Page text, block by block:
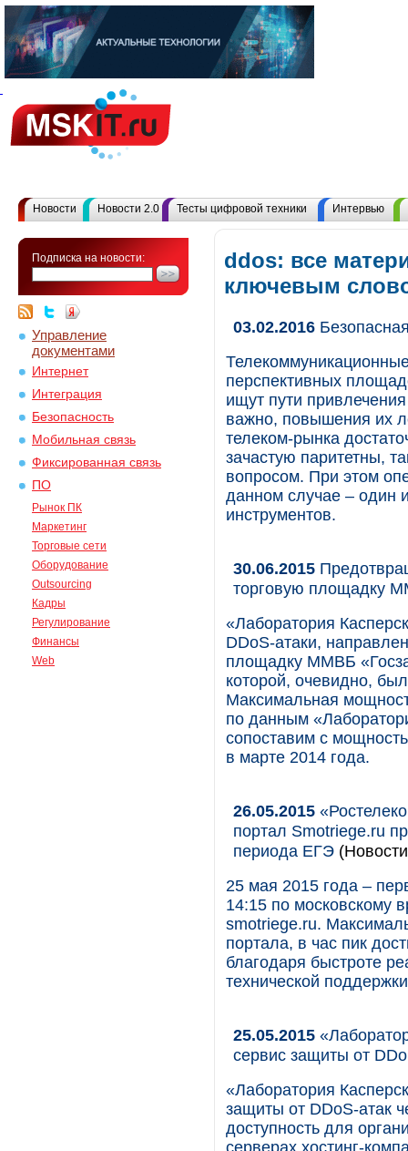
Новости Новости 2.0 Тесты цифровой техники Интервью
Подписка на новости:
Управление
документами
Интернет
Интеграция
Безопасность
Мобильная связь
Фиксированная связь
ПО
Рынок ПК
Маркетинг
Торговые сети
Оборудование
Outsourcing
Кадры
Регулирование
Финансы
Web
ddos: все
ключевым
03.02.2016
перспективных
ищут пути
важно, повышения их
телеком-рынка
зачастую паритетны,
вопросом. При этом
данном случае – один
инструментов.
30.06.2015
торговую площадку
«Лаборатория
DDoS-атаки,
площадку ММВБ
которой, очевидно,
Максимальная
по данным
сопоставим с
в марте 2014 года.
26.05.2015
портал Smotriege.ru
периода ЕГЭ
25 мая 2015 года –
14:15 по московскому
smotriege.ru.
портала, в час пик
благодаря быстроте
технической
25.05.2015
сервис защиты от
«Лаборатория
защиты от DDoS-атак
доступность для
серверах хостинг-